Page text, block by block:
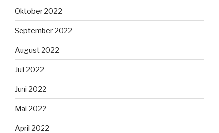
Oktober 2022
September 2022
August 2022
Juli 2022
Juni 2022
Mai 2022
April 2022